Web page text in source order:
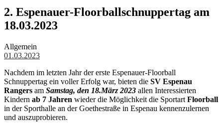
2. Espenauer-Floorballschnuppertag am
18.03.2023
Allgemein
01.03.2023
Nachdem im letzten Jahr der erste Espenauer-Floorball
Schnuppertag ein voller Erfolg war, bieten die SV Espenau
Rangers am Samstag, den 18.März 2023 allen Interessierten
Kindern ab 7 Jahren wieder die Möglichkeit die Sportart Floorball
in der Sporthalle an der Goethestraße in Espenau kennenzulernen
und auszuprobieren.